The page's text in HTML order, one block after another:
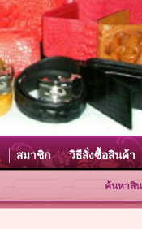
สมาชิก วิธีสั่งซื้อสินค้า
ค้นหาสิ